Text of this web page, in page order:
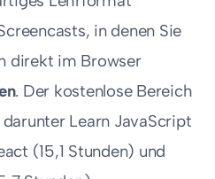
in denen Sie
direkt im Browser
. Der kostenlose Bereich
Learn JavaScript
(15,1 Stunden) und